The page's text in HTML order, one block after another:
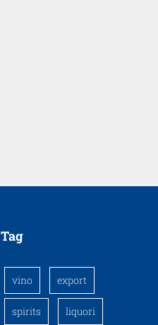
Tag
vino export
spirits liquori